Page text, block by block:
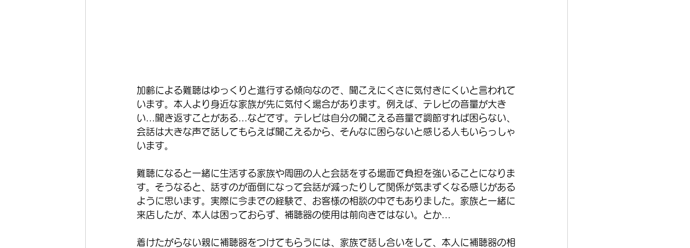
加齢による難聴はゆっくりと進行する傾向なので、聞こえにくさに気付きにくいと言われて
います。本人より身近な家族が先に気付く場合があります。例えば、テレビの音量が大き
い...聞き返すことがある...などです。テレビは自分の聞こえる音量で調節すれば困らない、
会話は大きな声で話してもらえば聞こえるから、そんなに困らないと感じる人もいらっしゃ
います。
難聴になると一緒に生活する家族や周囲の人と会話をする場面で負担を強いることになりま
す。そうなると、話すのが面倒になって会話が減ったりして関係が気まずくなる感じがある
ように思います。実際に今までの経験で、お客様の相談の中でもありました。家族と一緒に
来店したが、本人は困っておらず、補聴器の使用は前向きではない。とか...
着けたがらない親に補聴器をつけてもらうには、家族で話し合いをして、本人に補聴器の相